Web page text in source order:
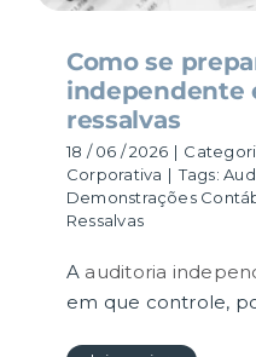
Como se
independente
ressalvas
18 / 06 / 2026 |
Corporativa | Tags:
Demonstrações
Ressalvas
A auditoria
em que controle,